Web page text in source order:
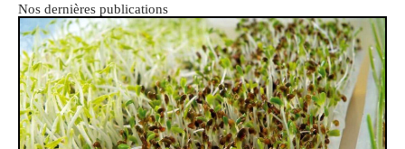
Nos dernières publications